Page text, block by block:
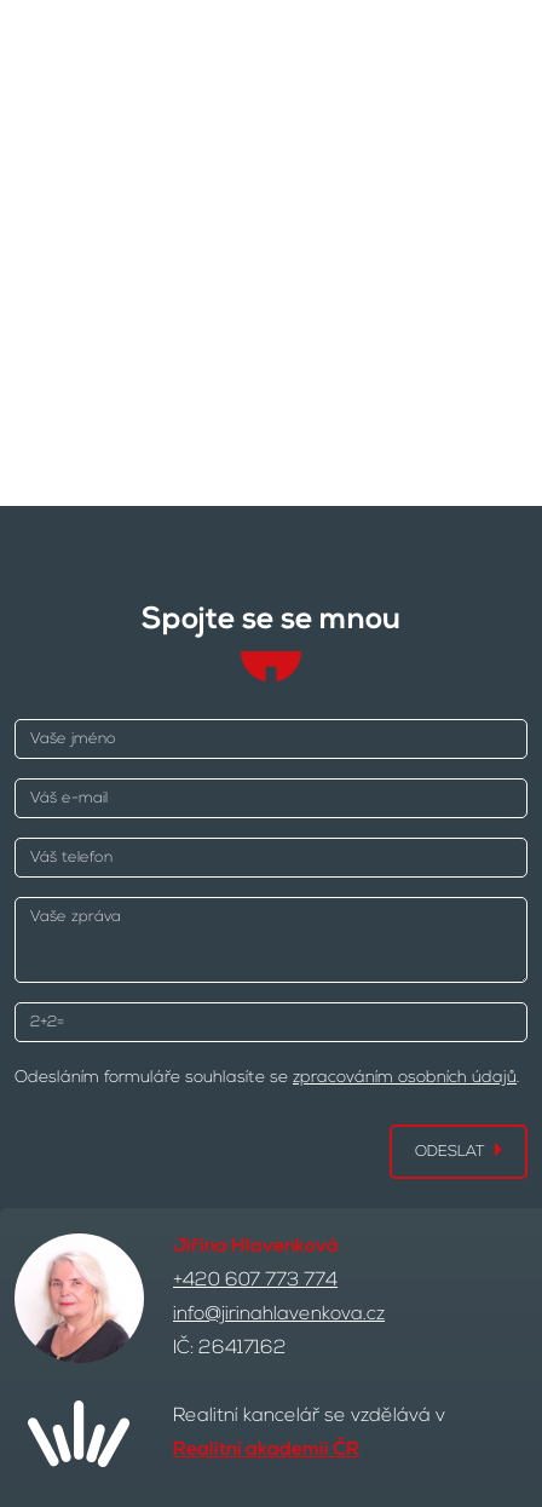
Spojte se se mnou
Odesláním formuláře souhlasíte se zpracováním osobních údajů.
ODESLAT
Jiřina Hlavenková
+420 607 773 774
info@jirinahlavenkova.cz
IČ: 26417162
Realitní kancelář se vzdělává v
Realitní akademii ČR